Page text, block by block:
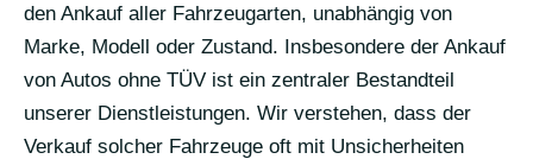
den Ankauf aller Fahrzeugarten, unabhängig von
Marke, Modell oder Zustand. Insbesondere der Ankauf
von Autos ohne TÜV ist ein zentraler Bestandteil
unserer Dienstleistungen. Wir verstehen, dass der
Verkauf solcher Fahrzeuge oft mit Unsicherheiten